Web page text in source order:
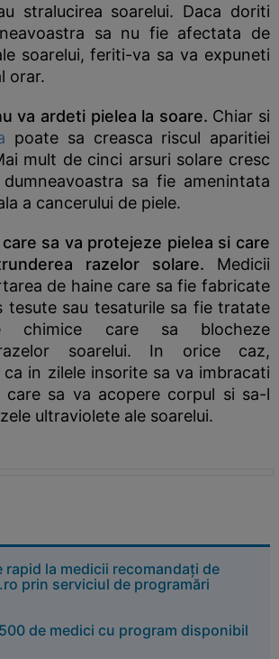
stralucirea soarelui. Daca doriti
sa nu fie afectata de
soarelui, feriti-va sa va expuneti
orar.
va ardeti pielea la soare. Chiar si
poate sa creasca riscul aparitiei
mult de cinci arsuri solare cresc
sa fie amenintata
a cancerului de piele.
sa va protejeze pielea si care
razelor solare. Medicii
de haine care sa fie fabricate
tesute sau tesaturile sa fie tratate
chimice care sa blocheze
soarelui. In orice caz,
in zilele insorite sa va imbracati
care sa va acopere corpul si sa-l
ultraviolete ale soarelui.
rapid la medicii recomandați de
prin serviciul de programări
de medici cu program disponibil